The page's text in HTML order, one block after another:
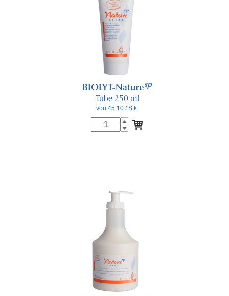
BIOLYT-Naturesp
Tube 250 ml
von 45.10/ Stk.